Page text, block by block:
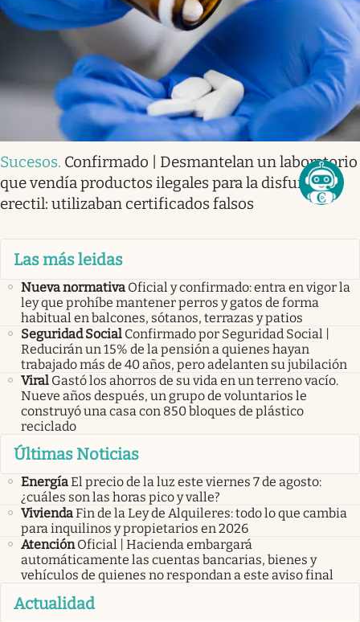
Sucesos. Confirmado | Desmantelan un laboratorio
que vendía productos ilegales para la disfunción
erectil: utilizaban certificados falsos
Las más leidas
Nueva normativa Oficial y confirmado: entra en vigor la
ley que prohíbe mantener perros y gatos de forma
habitual en balcones, sótanos, terrazas y patios
Seguridad Social Confirmado por Seguridad Social |
Reducirán un 15% de la pensión a quienes hayan
trabajado más de 40 años, pero adelanten su jubilación
Viral Gastó los ahorros de su vida en un terreno vacío.
Nueve años después, un grupo de voluntarios le
construyó una casa con 850 bloques de plástico
reciclado
Últimas Noticias
EnergíaEl precio de la luz este viernes 7 de agosto:
¿cuáles son las horas pico y valle?
ViviendaFin de la Ley de Alquileres: todo lo que cambia
para inquilinos y propietarios en 2026
Atención Oficial | Hacienda embargará
automáticamente las cuentas bancarias, bienes y
vehículos de quienes no respondan a este aviso final
Actualidad